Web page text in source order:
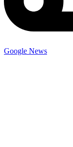
Google News